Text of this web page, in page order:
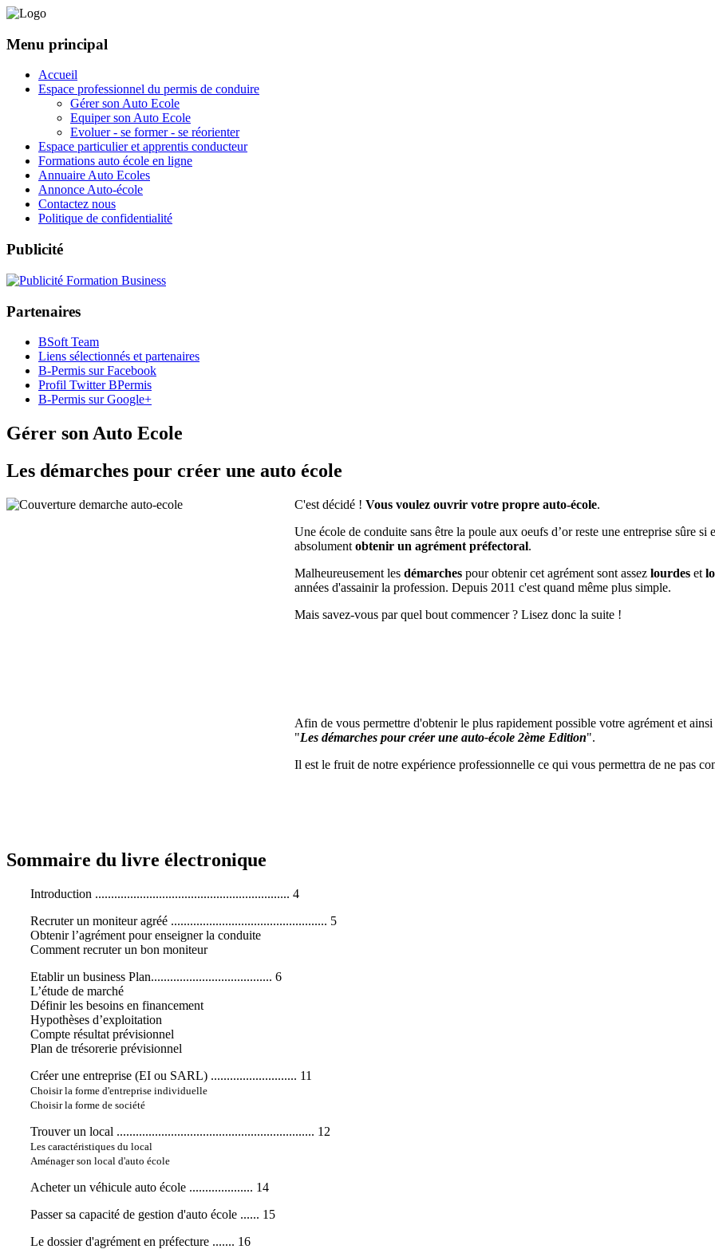
Menu principal
Accueil
Espace professionnel du permis de conduire
Gérer son Auto Ecole
Equiper son Auto Ecole
Evoluer - se former - se réorienter
Espace particulier et apprentis conducteur
Formations auto école en ligne
Annuaire Auto Ecoles
Annonce Auto-école
Contactez nous
Politique de confidentialité
Publicité
Partenaires
BSoft Team
Liens sélectionnés et partenaires
B-Permis sur Facebook
Profil Twitter BPermis
B-Permis sur Google+
Gérer son Auto Ecole
Les démarches pour créer une auto école
C'est décidé ! Vous voulez ouvrir votre propre auto-école.
Une école de conduite sans être la poule aux oeufs d’or reste une entreprise sûre
absolument obtenir un agrément préfectoral.
Malheureusement les démarches pour obtenir cet agrément sont assez lourdes et
années d'assainir la profession. Depuis 2011 c'est quand même plus simple.
Mais savez-vous par quel bout commencer ? Lisez donc la suite !
Afin de vous permettre d'obtenir le plus rapidement possible votre agrément et
"Les démarches pour créer une auto-école 2ème Edition".
Il est le fruit de notre expérience professionnelle ce qui vous permettra de ne pas
Sommaire du livre électronique
Introduction ............................................................. 4
Recruter un moniteur agréé ................................................. 5
Obtenir l’agrément pour enseigner la conduite
Comment recruter un bon moniteur
Etablir un business Plan...................................... 6
L’étude de marché
Définir les besoins en financement
Hypothèses d’exploitation
Compte résultat prévisionnel
Plan de trésorerie prévisionnel
Créer une entreprise (EI ou SARL) ........................... 11
Choisir la forme d'entreprise individuelle
Choisir la forme de société
Trouver un local .............................................................. 12
Les caractéristiques du local
Aménager son local d'auto école
Acheter un véhicule auto école .................... 14
Passer sa capacité de gestion d'auto école ...... 15
Le dossier d'agrément en préfecture ....... 16